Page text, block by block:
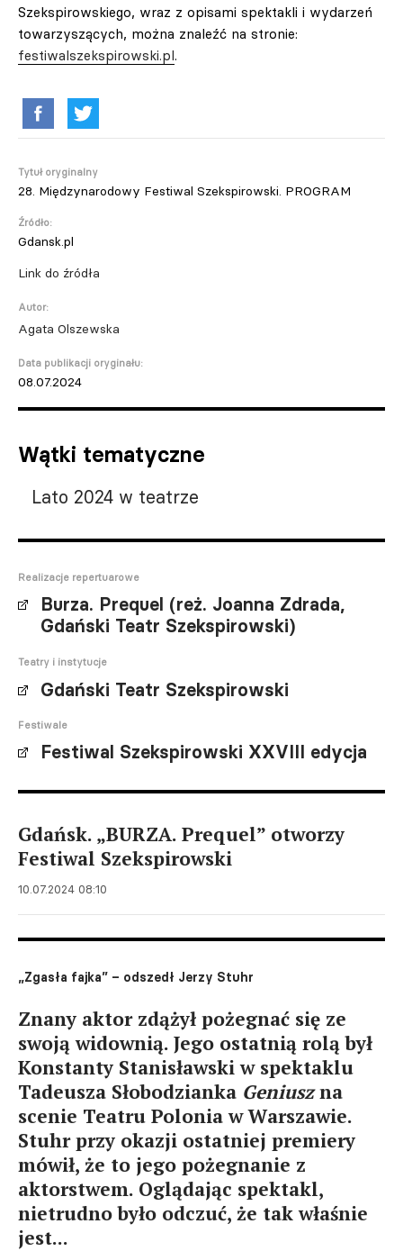
Szekspirowskiego, wraz z opisami spektakli i wydarzeń
towarzyszących, można znaleźć na stronie:
festiwalszekspirowski.pl.
Tytuł oryginalny
28. Międzynarodowy Festiwal Szekspirowski. PROGRAM
Źródło:
Gdansk.pl
Link do źródła
Autor:
Agata Olszewska
Data publikacji oryginału:
08.07.2024
Wątki tematyczne
Lato 2024 w teatrze
Realizacje repertuarowe
Burza. Prequel (reż. Joanna Zdrada,
Gdański Teatr Szekspirowski)
Teatry i instytucje
Gdański Teatr Szekspirowski
Festiwale
Festiwal Szekspirowski XXVIII edycja
Gdańsk. „BURZA. Prequel” otworzy
Festiwal Szekspirowski
10.07.2024 08:10
„Zgasła fajka” – odszedł Jerzy Stuhr
Znany aktor zdążył pożegnać się ze
swoją widownią. Jego ostatnią rolą był
Konstanty Stanisławski w spektaklu
Tadeusza Słobodzianka Geniuszna
scenie Teatru Polonia w Warszawie.
Stuhr przy okazji ostatniej premiery
mówił, że to jego pożegnanie z
aktorstwem. Oglądając spektakl,
nietrudno było odczuć, że tak właśnie
jest...